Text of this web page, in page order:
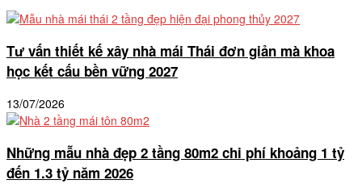
Tư vấn thiết kế xây nhà mái Thái đơn giản mà khoa
học kết cấu bền vững 2027
13/07/2026
Những mẫu nhà đẹp 2 tầng 80m2 chi phí khoảng 1 tỷ
đến 1.3 tỷ năm 2026